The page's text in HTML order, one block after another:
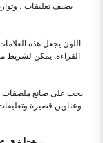
اللون يجعل هذه
القراءة. يمكن لشريط
يجب على صانع ملصقات
وعناوين قصيرة